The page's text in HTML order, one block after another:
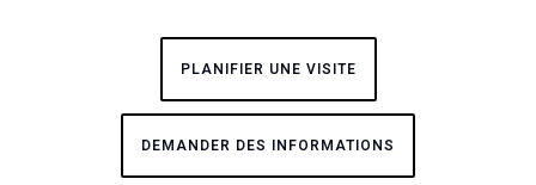
PLANIFIER UNE VISITE
DEMANDER DES INFORMATIONS